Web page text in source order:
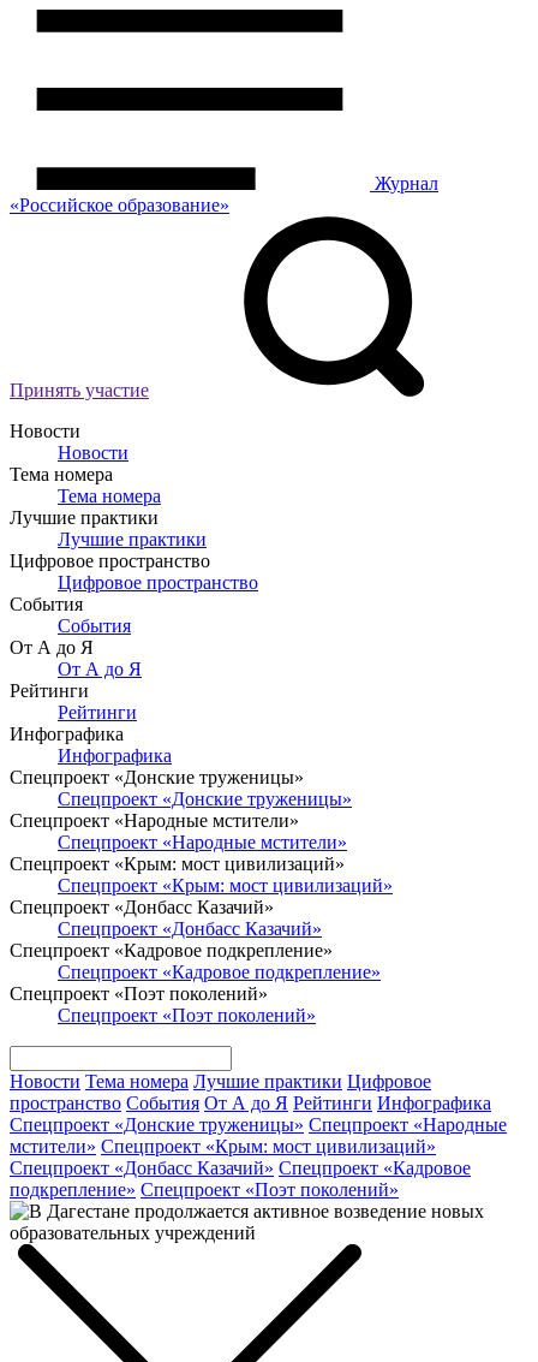
Журнал
«Российское образование»
Принять участие
Новости
Новости
Тема номера
Тема номера
Лучшие практики
Лучшие практики
Цифровое пространство
Цифровое пространство
События
События
От А до Я
От А до Я
Рейтинги
Рейтинги
Инфографика
Инфографика
Спецпроект «Донские труженицы»
Спецпроект «Донские труженицы»
Спецпроект «Народные мстители»
Спецпроект «Народные мстители»
Спецпроект «Крым: мост цивилизаций»
Спецпроект «Крым: мост цивилизаций»
Спецпроект «Донбасс Казачий»
Спецпроект «Донбасс Казачий»
Спецпроект «Кадровое подкрепление»
Спецпроект «Кадровое подкрепление»
Спецпроект «Поэт поколений»
Спецпроект «Поэт поколений»
Новости Тема номера Лучшие практики Цифровое
пространство События От А до Я Рейтинги Инфографика
Спецпроект «Донские труженицы» Спецпроект «Народные
мстители» Спецпроект «Крым: мост цивилизаций»
Спецпроект «Донбасс Казачий» Спецпроект «Кадровое
подкрепление» Спецпроект «Поэт поколений»